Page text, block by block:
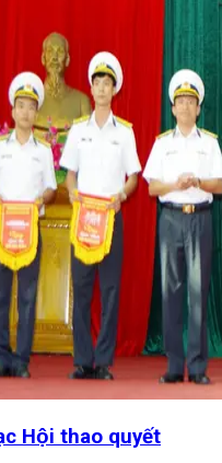
Hội thao quyết